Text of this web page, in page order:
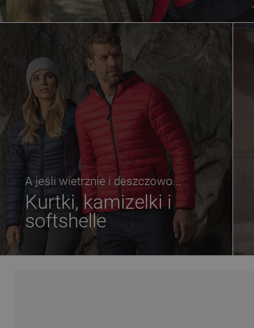
A jeśli wietrznie i deszczowo...
Kurtki, kamizelki i
softshelle